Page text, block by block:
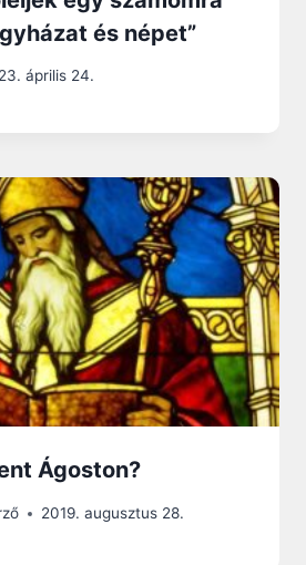
és népet”
április 24.
Ágoston?
2019. augusztus 28.